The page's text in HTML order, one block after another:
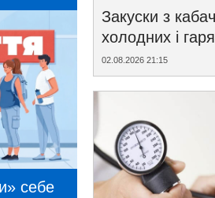
себе
Закуски з
холодних і
02.08.2026 21:15